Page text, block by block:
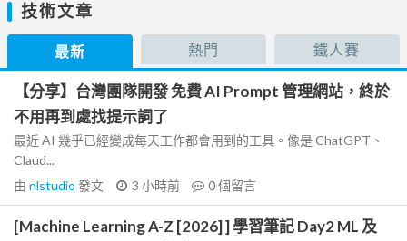
技術文章
最新 熱門 鐵人賽
【分享】台灣團隊開發 免費 AI Prompt 管理網站，終於
不用再到處找提示詞了
最近 AI 幾乎已經變成每天工作都會用到的工具。像是 ChatGPT、
Claud...
由 nlstudio 發文 3 小時前 0個留言
[Machine Learning A-Z [2026] ] 學習筆記 Day2 ML 及